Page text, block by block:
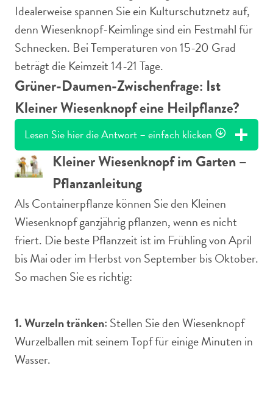
Idealerweise spannen Sie ein Kulturschutznetz auf,
denn Wiesenknopf-Keimlinge sind ein Festmahl für
Schnecken. Bei Temperaturen von 15-20 Grad
beträgt die Keimzeit 14-21 Tage.
Grüner-Daumen-Zwischenfrage: Ist
Kleiner Wiesenknopf eine Heilpflanze?
Lesen Sie hier die Antwort – einfach klicken
Kleiner Wiesenknopf im Garten –
Pflanzanleitung
Als Containerpflanze können Sie den Kleinen
Wiesenknopf ganzjährig pflanzen, wenn es nicht
friert. Die beste Pflanzzeit ist im Frühling von April
bis Mai oder im Herbst von September bis Oktober.
So machen Sie es richtig:
1. Wurzeln tränken: Stellen Sie den Wiesenknopf
Wurzelballen mit seinem Topf für einige Minuten in
Wasser.